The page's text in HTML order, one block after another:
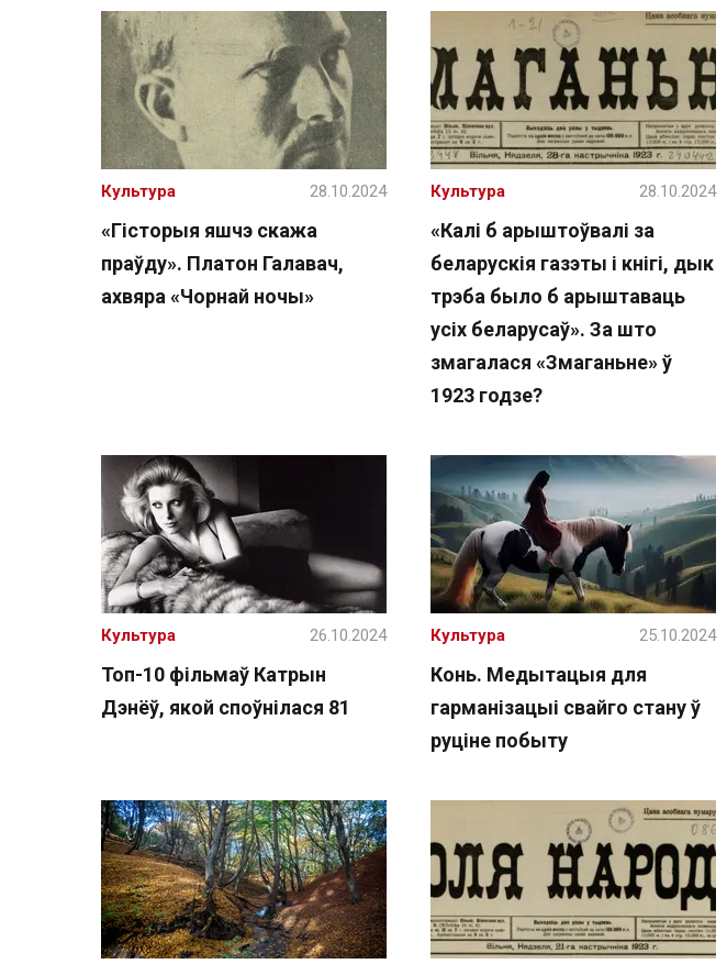
«Гісторыя яшчэ скажа
праўду». Платон Галавач,
ахвяра «Чорнай ночы»
Культура 28.10.2024
«Калі б арыштоўвалі за
беларускія газэты і кнігі, дык
трэба было б арыштаваць
усіх беларусаў». За што
змагалася «Змаганьне» ў
1923 годзе?
Культура 28.10.2024
Топ-10 фільмаў Катрын
Дэнёў, якой споўнілася 81
Культура 26.10.2024
Конь. Медытацыя для
гарманізацыі свайго стану ў
руціне побыту
Культура 25.10.2024